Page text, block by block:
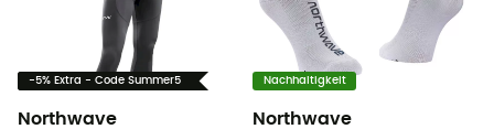
-5% Extra - Code Summer5
Northwave
Nachhaltigkeit
Northwave